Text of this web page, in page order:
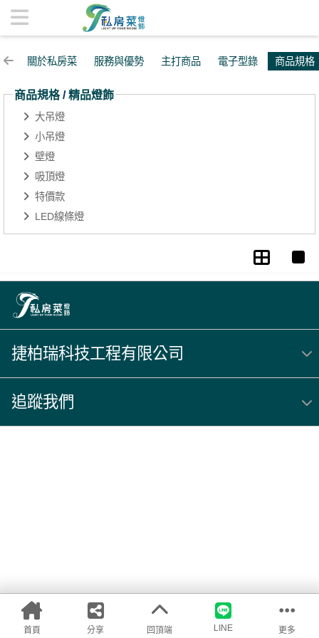
精品燈飾 | 私房菜精品燈飾
關於私房菜 服務與優勢 主打商品 電子型錄 商品規格
商品規格/精品燈飾
大吊燈
小吊燈
壁燈
吸頂燈
特價款
LED線條燈
捷柏瑞科技工程有限公司
追蹤我們
首頁 分享 回頂端 LINE 更多